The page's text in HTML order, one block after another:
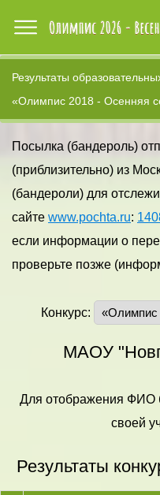
Результаты
«Олимпис 2018 - Осенняя
Посылка (бандероль)
(приблизительно) из
(бандероли) для
сайте www.pochta.ru:
если информации о
проверьте позже
Конкурс:
МАОУ
Для отображения ФИО
своей
Результаты